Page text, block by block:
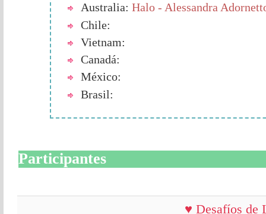
Australia: Halo - Alessandra
Chile:
Vietnam:
Canadá:
México:
Brasil:
Participantes
♥ Desafíos de